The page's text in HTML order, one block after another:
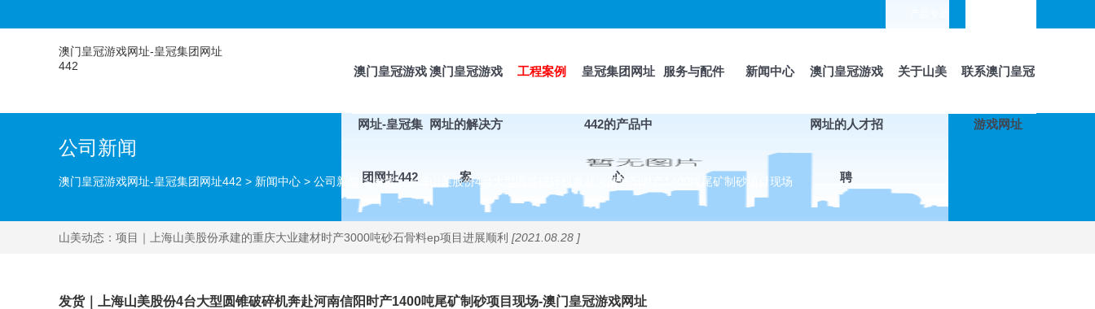
澳门皇冠游戏网址-皇冠集团网址
442
澳门皇冠游戏
网址-皇冠集
团网址442
澳门皇冠游戏
网址的解决方
案
工程案例 皇冠集团网址
442的产品中
心
服务与配件 新闻中心 澳门皇冠游戏
网址的人才招
聘
关于山美 联系澳门皇冠
游戏网址
公司新闻
澳门皇冠游戏网址-皇冠集团网址442 > 新闻中心 > 公司新闻 >发货｜上海山美股份4台大型圆锥破碎机奔赴河南信阳时产1400吨尾矿制砂项目现场
山美动态： 项目｜上海山美股份承建的重庆大业建材时产3000吨砂石骨料ep项目进展顺利 [2021.08.28 ]
发货｜上海山美股份4台大型圆锥破碎机奔赴河南信阳时产1400吨尾矿制砂项目现场-澳门皇冠游戏网址